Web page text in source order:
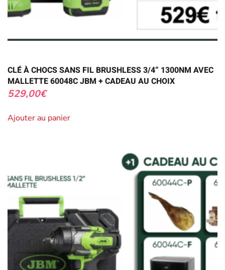
CLÉ À CHOCS SANS FIL BRUSHLESS 3/4” 1300NM AVEC
MALLETTE 60048C JBM + CADEAU AU CHOIX
529,00€
Ajouter au panier